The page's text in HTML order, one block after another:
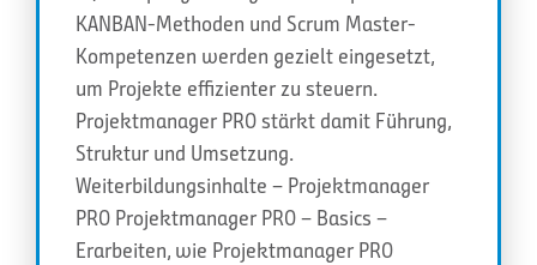
KANBAN-Methoden und Scrum Master-
Kompetenzen werden gezielt eingesetzt,
um Projekte effizienter zu steuern.
Projektmanager PRO stärkt damit Führung,
Struktur und Umsetzung.
Weiterbildungsinhalte – Projektmanager
PRO Projektmanager PRO – Basics –
Erarbeiten, wie Projektmanager PRO